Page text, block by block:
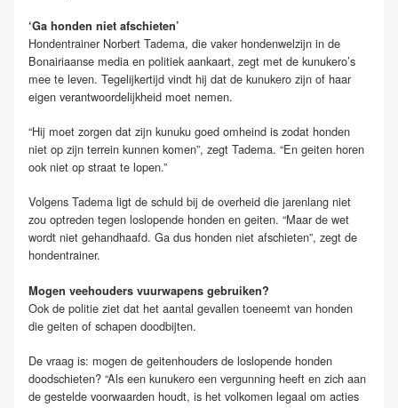
‘Ga honden niet afschieten’
Hondentrainer Norbert Tadema, die vaker hondenwelzijn in de
Bonairiaanse media en politiek aankaart, zegt met de kunukero’s
mee te leven. Tegelijkertijd vindt hij dat de kunukero zijn of haar
eigen verantwoordelijkheid moet nemen.
“Hij moet zorgen dat zijn kunuku goed omheind is zodat honden
niet op zijn terrein kunnen komen”, zegt Tadema. “En geiten horen
ook niet op straat te lopen.”
Volgens Tadema ligt de schuld bij de overheid die jarenlang niet
zou optreden tegen loslopende honden en geiten. “Maar de wet
wordt niet gehandhaafd. Ga dus honden niet afschieten”, zegt de
hondentrainer.
Mogen veehouders vuurwapens gebruiken?
Ook de politie ziet dat het aantal gevallen toeneemt van honden
die geiten of schapen doodbijten.
De vraag is: mogen de geitenhouders de loslopende honden
doodschieten? “Als een kunukero een vergunning heeft en zich aan
de gestelde voorwaarden houdt, is het volkomen legaal om acties